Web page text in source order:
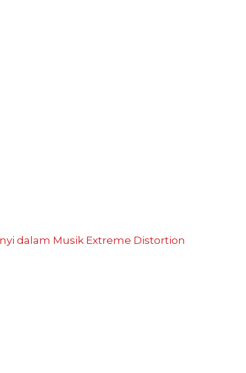
dalam Musik Extreme Distortion